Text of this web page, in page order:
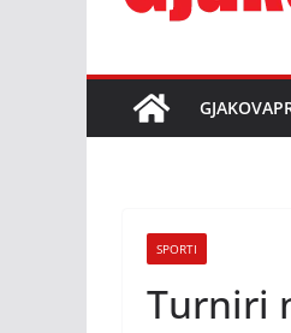
SPORTI
Turniri